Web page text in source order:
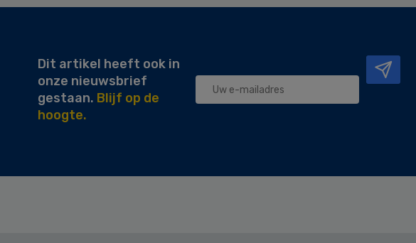
Dit artikel heeft ook in
onze nieuwsbrief
gestaan. Blijf op de
hoogte.